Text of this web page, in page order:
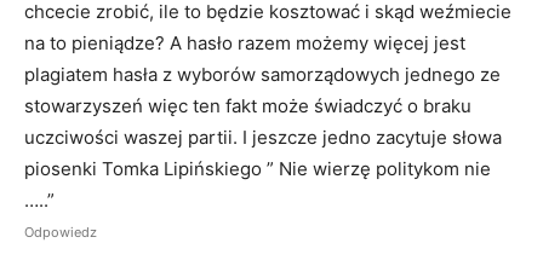
chcecie zrobić, ile to będzie kosztować i skąd weźmiecie
na to pieniądze? A hasło razem możemy więcej jest
plagiatem hasła z wyborów samorządowych jednego ze
stowarzyszeń więc ten fakt może świadczyć o braku
uczciwości waszej partii. I jeszcze jedno zacytuje słowa
piosenki Tomka Lipińskiego ” Nie wierzę politykom nie
…..”
Odpowiedz